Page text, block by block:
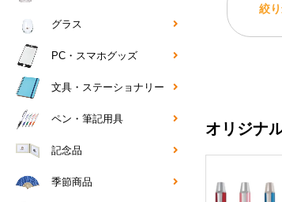
絞
オリジナ
グラス
PC・スマホグッズ
文具・ステーショナリー
ペン・筆記用具
記念品
季節商品